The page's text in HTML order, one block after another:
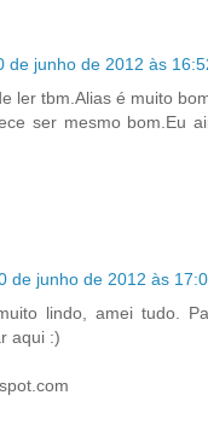
de junho de 2012 às
ler tbm.Alias é muito
ser mesmo bom.Eu
de junho de 2012 às
lindo, amei tudo.
aqui :)